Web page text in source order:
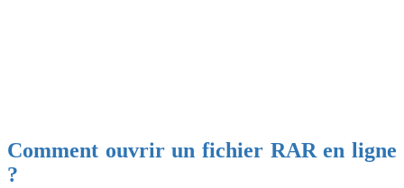
Comment ouvrir un fichier RAR en ligne
?